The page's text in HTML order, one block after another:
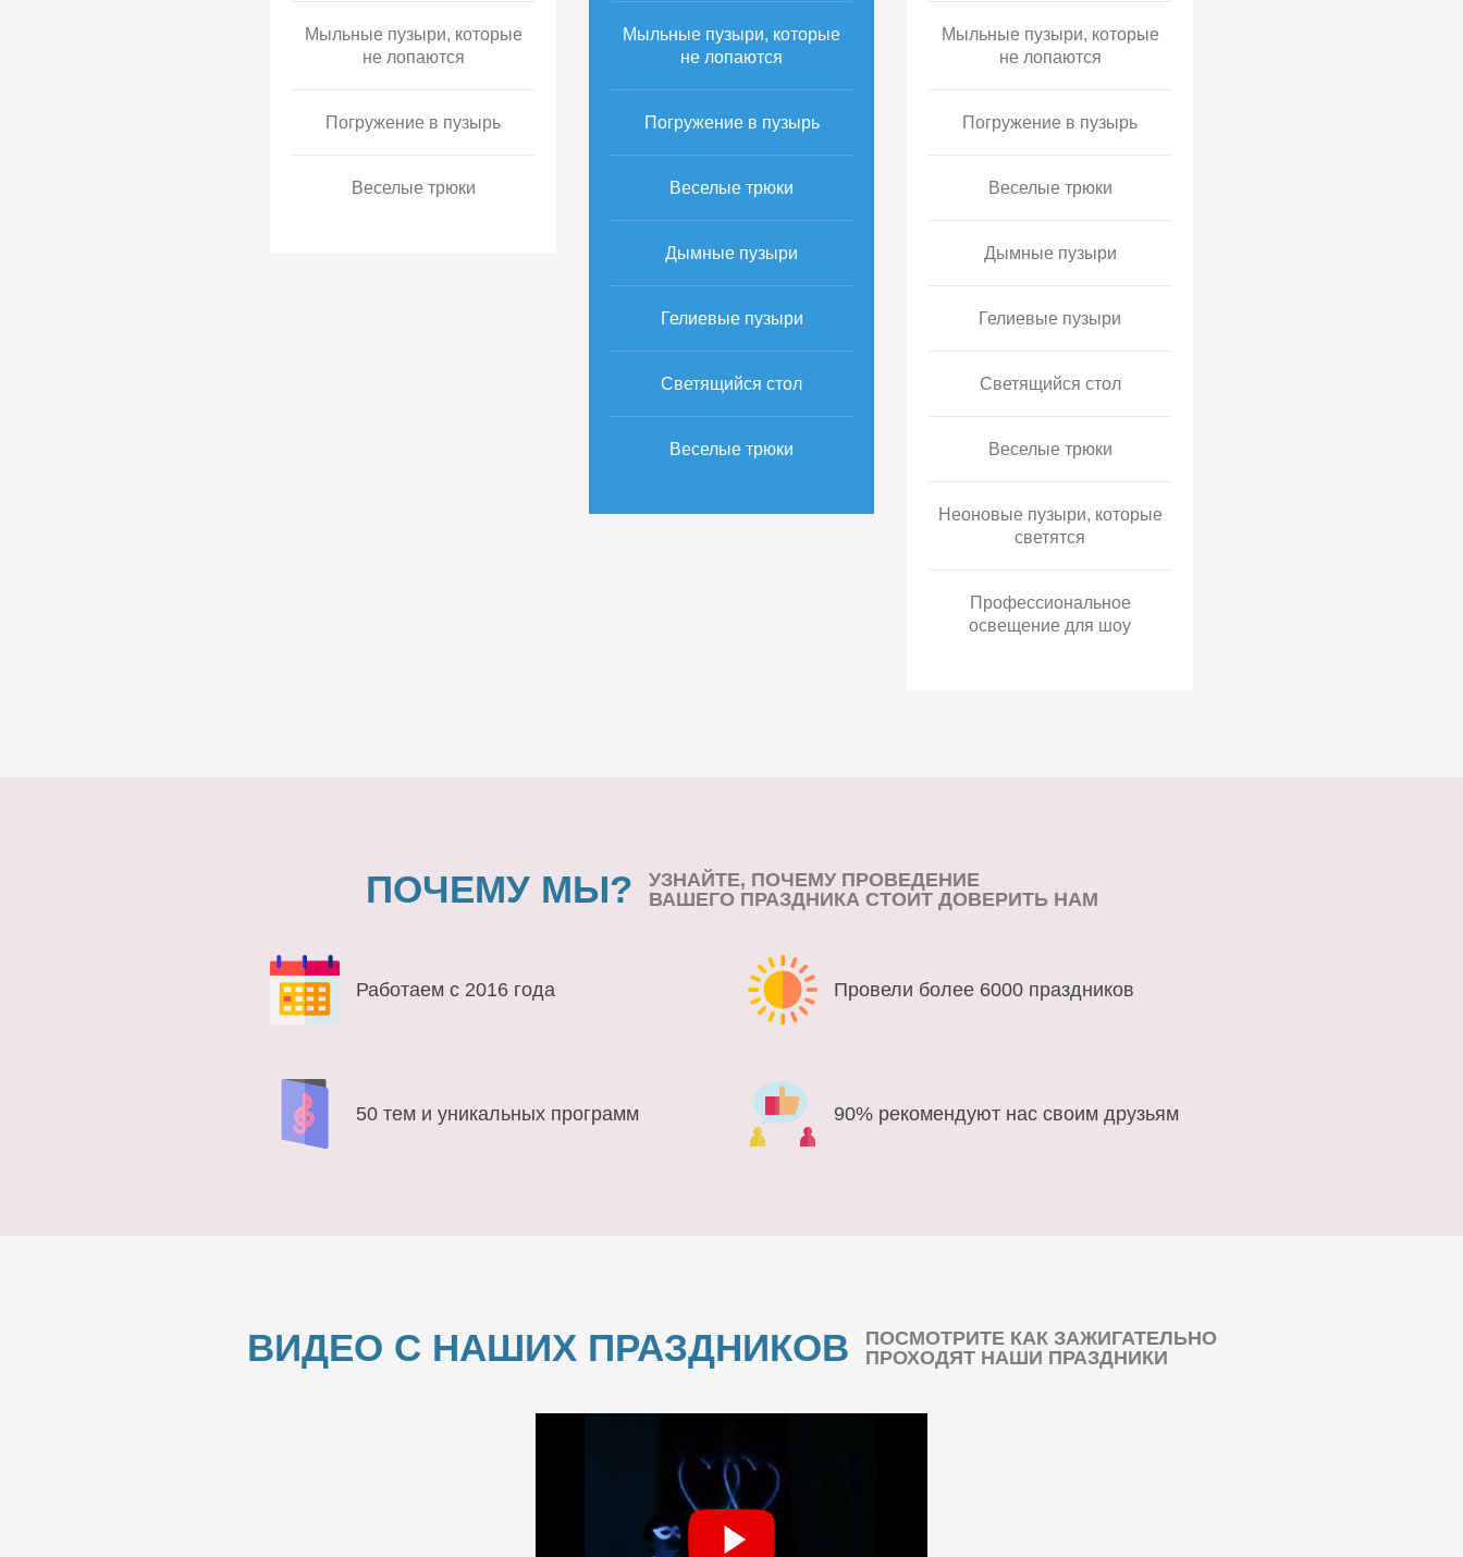
Мыльные пузыри, которые
не лопаются
Погружение в пузырь
Веселые трюки
Мыльные пузыри, которые
не лопаются
Погружение в пузырь
Веселые трюки
Дымные пузыри
Гелиевые пузыри
Светящийся стол
Веселые трюки
Мыльные пузыри, которые
не лопаются
Погружение в пузырь
Веселые трюки
Дымные пузыри
Гелиевые пузыри
Светящийся стол
Веселые трюки
Неоновые пузыри, которые
светятся
Профессиональное
освещение для шоу
ПОЧЕМУ МЫ?
УЗНАЙТЕ, ПОЧЕМУ ПРОВЕДЕНИЕ
ВАШЕГО ПРАЗДНИКА СТОИТ ДОВЕРИТЬ НАМ
Работаем с 2016 года Провели более 6000 праздников
50 тем и уникальных программ 90% рекомендуют нас своим друзьям
ВИДЕО С НАШИХ ПРАЗДНИКОВ
ПОСМОТРИТЕ КАК ЗАЖИГАТЕЛЬНО
ПРОХОДЯТ НАШИ ПРАЗДНИКИ